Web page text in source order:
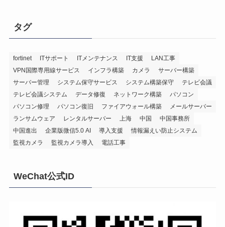
タグ
fortinet ITサポート ITメンテナンス IT支援
LAN工事
VPN国際専用線サービス
インフラ構築 カメラ
サーバー構築
サーバー管理
システム保守サービス システム構築保守
テレビ会議
テレビ会議システム
データ修復 ネットワーク構築
パソコン
パソコン修理
パソコン復旧 ファイアウォール構築
メールサーバー
ランサムウェア
レンタルサーバー 上海 中国
中国事務所
中国進出
企業版微信5.0 AI 導入支援
情報漏えい防止システム
監視カメラ
監視カメラ導入 電話工事
WeChat公式ID